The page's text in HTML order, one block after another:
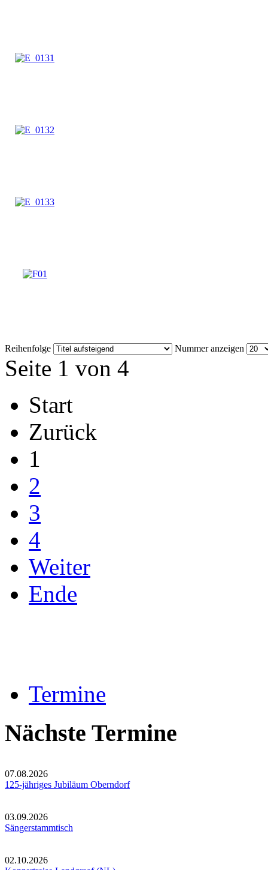
Reihenfolge Nummer anzeigen
Seite 1 von 4
Start
Zurück
1
2
3
4
Weiter
Ende
Termine
Nächste Termine
07.08.2026
125-jähriges Jubiläum Oberndorf
03.09.2026
Sängerstammtisch
02.10.2026